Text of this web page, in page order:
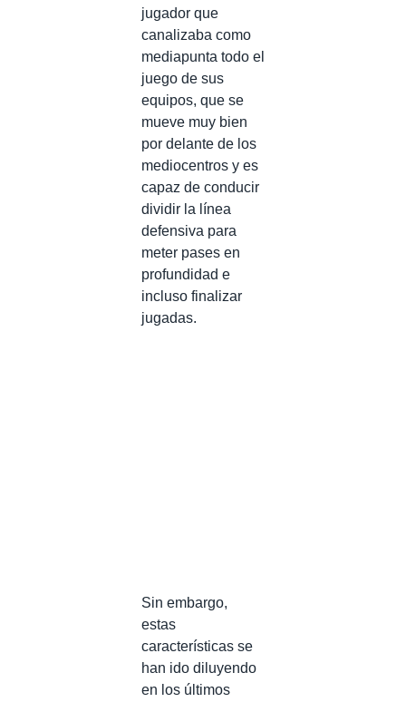
jugador que
canalizaba como
mediapunta todo el
juego de sus
equipos, que se
mueve muy bien
por delante de los
mediocentros y es
capaz de conducir
dividir la línea
defensiva para
meter pases en
profundidad e
incluso finalizar
jugadas.
Sin embargo,
estas
características se
han ido diluyendo
en los últimos